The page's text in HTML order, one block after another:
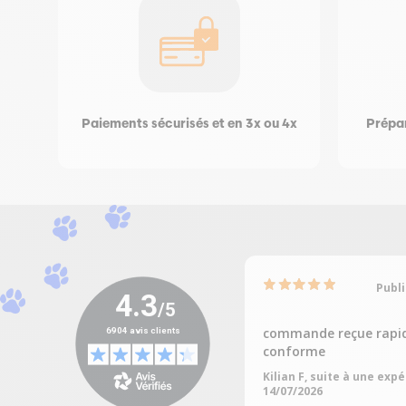
Paiements sécurisés et en 3x ou 4x
commande reçue
conforme
Kilian F, suite à une
14/07/2026